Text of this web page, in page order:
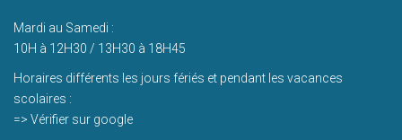
Mardi au Samedi :
10H à 12H30 / 13H30 à 18H45
Horaires différents les jours fériés et pendant les vacances
scolaires :
=> Vérifier sur google